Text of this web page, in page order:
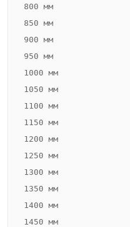
800 мм
850 мм
900 мм
950 мм
1000 мм
1050 мм
1100 мм
1150 мм
1200 мм
1250 мм
1300 мм
1350 мм
1400 мм
1450 мм